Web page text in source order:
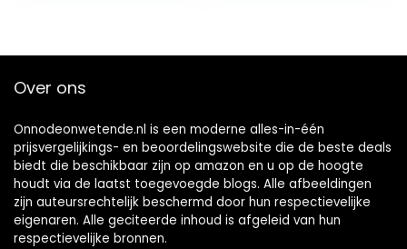
Bureaustoel, in
Verstelbaar,
140
en Hoofdkussen
Over ons
Onnodeonwetende.nl is een moderne alles-in-één
prijsvergelijkings- en beoordelingswebsite die de beste deals
biedt die beschikbaar zijn op amazon en u op de hoogte
houdt via de laatst toegevoegde blogs. Alle afbeeldingen
zijn auteursrechtelijk beschermd door hun respectievelijke
eigenaren. Alle geciteerde inhoud is afgeleid van hun
respectievelijke bronnen.